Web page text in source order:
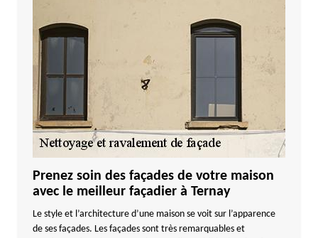
Prenez soin des façades de votre maison
avec le meilleur façadier à Ternay
Le style et l’architecture d’une maison se voit sur l’apparence
de ses façades. Les façades sont très remarquables et